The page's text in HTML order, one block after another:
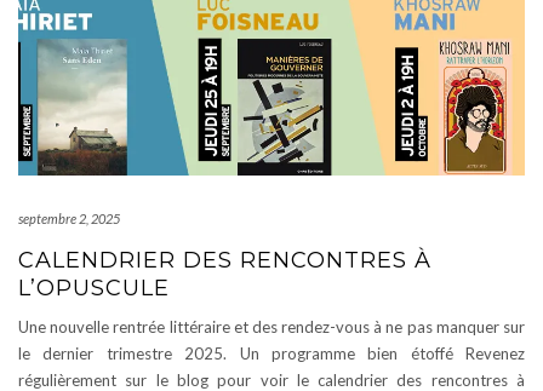
septembre 2, 2025
CALENDRIER DES RENCONTRES À
L’OPUSCULE
Une nouvelle rentrée littéraire et des rendez-vous à ne pas manquer sur
le dernier trimestre 2025. Un programme bien étoffé Revenez
régulièrement sur le blog pour voir le calendrier des rencontres à